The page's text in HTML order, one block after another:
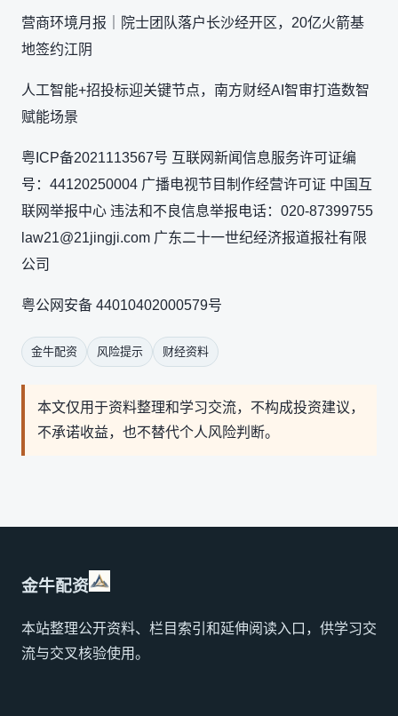
营商环境月报｜院士团队落户长沙经开区，20亿火箭基
地签约江阴
人工智能+招投标迎关键节点，南方财经AI智审打造数智
赋能场景
粤ICP备2021113567号 互联网新闻信息服务许可证编
号：44120250004 广播电视节目制作经营许可证 中国互
联网举报中心 违法和不良信息举报电话：020-87399755
law21@21jingji.com 广东二十一世纪经济报道报社有限
公司
粤公网安备 44010402000579号
金牛配资 风险提示 财经资料
本文仅用于资料整理和学习交流，不构成投资建议，
不承诺收益，也不替代个人风险判断。
金牛配资
本站整理公开资料、栏目索引和延伸阅读入口，供学习交
流与交叉核验使用。